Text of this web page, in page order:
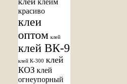
красиво
клеи
оптом клей
клей ВК-9
клей К-300 клей
КОЗ клей
огнеупорный